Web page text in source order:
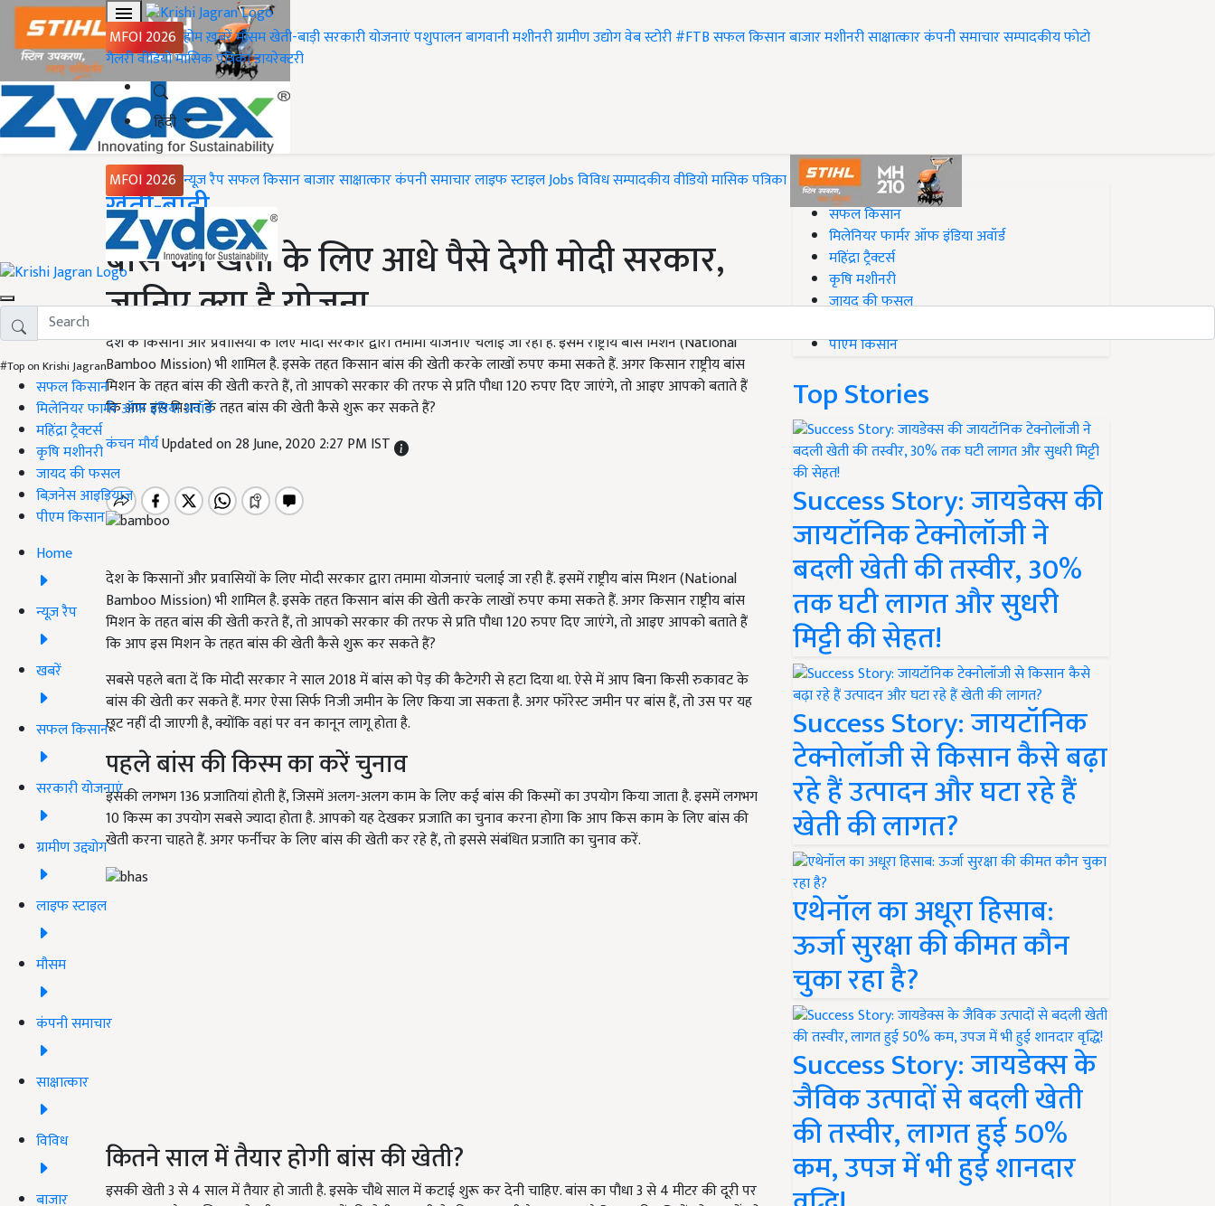
MFOI 2026 होमख़बरेंमौसमखेती-बाड़ीसरकारी योजनाएंपशुपालनबागवानीमशीनरीग्रामीण उद्योगवेब स्टोरी#FTBसफल किसानबाजारमशीनरीसाक्षात्कारकंपनी समाचारसम्पादकीयफोटो
गैलरीवीडियोमासिक पत्रिकाडायरेक्टरी
हिंदी
MFOI 2026 न्यूज़ रैपसफल किसानबाजारसाक्षात्कारकंपनी समाचारलाइफ स्टाइलJobsविविधसम्पादकीयवीडियोमासिक पत्रिका
#Top on Krishi Jagran
सफल किसान
मिलेनियर फार्मर ऑफ इंडिया अवॉर्ड
महिंद्रा ट्रैक्टर्स
कृषि मशीनरी
जायद की फसल
बिज़नेस आइडियाज
पीएम किसान
Home
न्यूज़ रैप
खबरें
सफल किसान
सरकारी योजनाएं
ग्रामीण उद्द्योग
लाइफ स्टाइल
मौसम
कंपनी समाचार
साक्षात्कार
विविध
बाजार
Home
खेती-बाड़ी
बांस की खेती के लिए आधे पैसे देगी मोदी सरकार,
जानिए क्या है योजना
देश के किसानों और प्रवासियों के लिए मोदी सरकार द्वारा तमामा योजनाएं चलाई जा रही हैं. इसमें राष्ट्रीय बांस मिशन (National
Bamboo Mission) भी शामिल है. इसके तहत किसान बांस की खेती करके लाखों रुपए कमा सकते हैं. अगर किसान राष्ट्रीय बांस
मिशन के तहत बांस की खेती करते हैं, तो आपको सरकार की तरफ से प्रति पौधा 120 रुपए दिए जाएंगे, तो आइए आपको बताते हैं
कि आप इस मिशन के तहत बांस की खेती कैसे शुरू कर सकते हैं?
कंचन मौर्यUpdated on 28 June, 2020 2:27 PM IST
देश के किसानों और प्रवासियों के लिए मोदी सरकार द्वारा तमामा योजनाएं चलाई जा रही हैं. इसमें राष्ट्रीय बांस मिशन (National
Bamboo Mission) भी शामिल है. इसके तहत किसान बांस की खेती करके लाखों रुपए कमा सकते हैं. अगर किसान राष्ट्रीय बांस
मिशन के तहत बांस की खेती करते हैं, तो आपको सरकार की तरफ से प्रति पौधा 120 रुपए दिए जाएंगे, तो आइए आपको बताते हैं
कि आप इस मिशन के तहत बांस की खेती कैसे शुरू कर सकते हैं?
सबसे पहले बता दें कि मोदी सरकार ने साल 2018 में बांस को पेड़ की कैटेगरी से हटा दिया था. ऐसे में आप बिना किसी रुकावट के
बांस की खेती कर सकते हैं. मगर ऐसा सिर्फ निजी जमीन के लिए किया जा सकता है. अगर फॉरेस्ट जमीन पर बांस हैं, तो उस पर यह
छूट नहीं दी जाएगी है, क्योंकि वहां पर वन कानून लागू होता है.
पहले बांस की किस्म का करें चुनाव
इसकी लगभग 136 प्रजातियां होती हैं, जिसमें अलग-अलग काम के लिए कई बांस की किस्मों का उपयोग किया जाता है. इसमें लगभग
10 किस्म का उपयोग सबसे ज्यादा होता है. आपको यह देखकर प्रजाति का चुनाव करना होगा कि आप किस काम के लिए बांस की
खेती करना चाहते हैं. अगर फर्नीचर के लिए बांस की खेती कर रहे हैं, तो इससे संबंधित प्रजाति का चुनाव करें.
कितने साल में तैयार होगी बांस की खेती?
इसकी खेती 3 से 4 साल में तैयार हो जाती है. इसके चौथे साल में कटाई शुरू कर देनी चाहिए. बांस का पौधा 3 से 4 मीटर की दूरी पर
#Top on Krishi Jagran
सफल किसान
मिलेनियर फार्मर ऑफ इंडिया अवॉर्ड
महिंद्रा ट्रैक्टर्स
कृषि मशीनरी
जायद की फसल
पीएम किसान
Top Stories
Success Story: जायडेक्स की
जायटॉनिक टेक्नोलॉजी ने
बदली खेती की तस्वीर, 30%
तक घटी लागत और सुधरी
मिट्टी की सेहत!
Success Story: जायटॉनिक
टेक्नोलॉजी से किसान कैसे बढ़ा
रहे हैं उत्पादन और घटा रहे हैं
खेती की लागत?
एथेनॉल का अधूरा हिसाब:
ऊर्जा सुरक्षा की कीमत कौन
चुका रहा है?
Success Story: जायडेक्स के
जैविक उत्पादों से बदली खेती
की तस्वीर, लागत हुई 50%
कम, उपज में भी हुई शानदार